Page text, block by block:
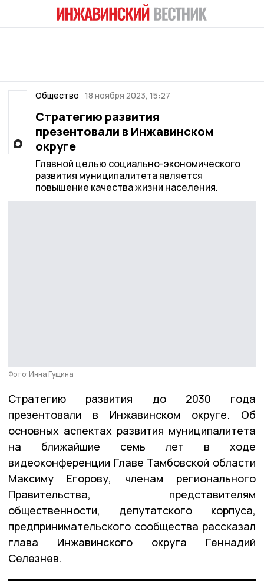
Общество 18 ноября 2023, 15:27
Стратегию развития
презентовали в Инжавинском
округе
Главной целью социально-экономического
развития муниципалитета является
повышение качества жизни населения.
Фото: Инна Гущина
Стратегию развития до 2030 года
презентовали в Инжавинском округе. Об
основных аспектах развития муниципалитета
на ближайшие семь лет в ходе
видеоконференции Главе Тамбовской области
Максиму Егорову, членам регионального
Правительства, представителям
общественности, депутатского корпуса,
предпринимательского сообщества рассказал
глава Инжавинского округа Геннадий
Селезнев.